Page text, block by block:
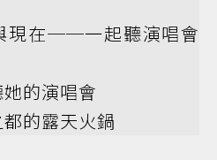
現在──一起聽演唱會
的演唱會
的露天火鍋